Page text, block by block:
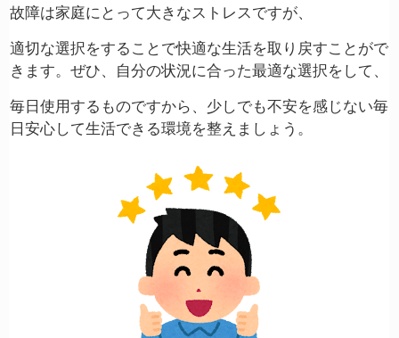
故障は家庭にとって大きなストレスですが、
適切な選択をすることで快適な生活を取り戻すことがで
きます。ぜひ、自分の状況に合った最適な選択をして、
毎日使用するものですから、少しでも不安を感じない毎
日安心して生活できる環境を整えましょう。